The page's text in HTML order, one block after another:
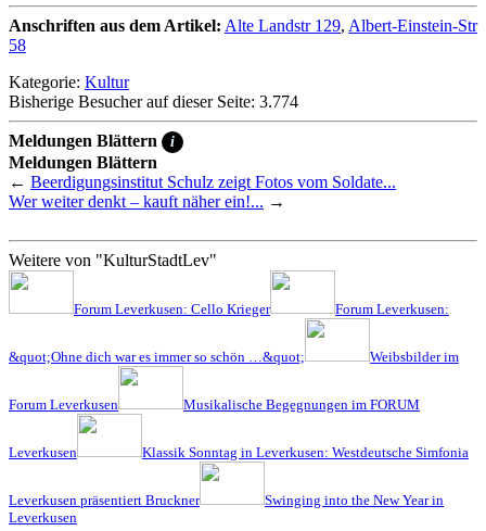
Anschriften aus dem Artikel: Alte Landstr 129, Albert-Einstein-Str
58
Kategorie: Kultur
Bisherige Besucher auf dieser Seite: 3.774
Meldungen Blättern i
Meldungen Blättern
← Beerdigungsinstitut Schulz zeigt Fotos vom Soldate...
Wer weiter denkt – kauft näher ein!... →
Weitere von "KulturStadtLev"
Forum Leverkusen: Cello Krieger Forum Leverkusen:
&quot;Ohne dich war es immer so schön …&quot; Weibsbilder im
Forum Leverkusen Musikalische Begegnungen im FORUM
Leverkusen Klassik Sonntag in Leverkusen: Westdeutsche Simfonia
Leverkusen präsentiert Bruckner
Swinging into the New Year in
Leverkusen